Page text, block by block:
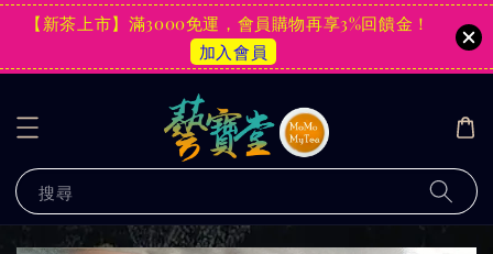
【新茶上市】滿3000免運，會員購物再享3%回饋金！
加入會員
搜尋